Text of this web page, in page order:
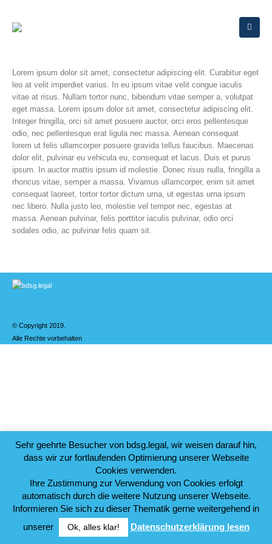
Lorem ipsum dolor sit amet, consectetur adipiscing elit. Curabitur eget
leo at velit imperdiet varius. In eu ipsum vitae velit congue iaculis
vitae at risus. Nullam tortor nunc, bibendum vitae semper a, volutpat
eget massa. Lorem ipsum dolor sit amet, consectetur adipiscing elit.
Integer fringilla, orci sit amet posuere auctor, orci eros pellentesque
odio, nec pellentesque erat ligula nec massa. Aenean consequat
lorem ut felis ullamcorper posuere gravida tellus faucibus. Maecenas
dolor elit, pulvinar eu vehicula eu, consequat et lacus. Duis et purus
ipsum. In auctor mattis ipsum id molestie. Donec risus nulla, fringilla a
rhoncus vitae, semper a massa. Vivamus ullamcorper, enim sit amet
consequat laoreet, tortor tortor dictum urna, ut egestas urna ipsum
nec libero. Nulla justo leo, molestie vel tempor nec, egestas at
massa. Aenean pulvinar, felis porttitor iaculis pulvinar, odio orci
sodales odio, ac pulvinar felis quam sit.
© Copyright 2019.
Alle Rechte vorbehalten
Sehr geehrte Besucher von bdsg.legal, wir weisen darauf hin,
dass wir zur fortlaufenden Optimierung unserer Webseite
Cookies verwenden.
Ihre Zustimmung zur Verwendung von Cookies erfolgt
automatisch durch die weitere Nutzung unserer Webseite.
Informieren Sie sich zu dieser Thematik gerne weitergehend in
unserer
Ok, alles klar! Datenschutzerklärung lesen